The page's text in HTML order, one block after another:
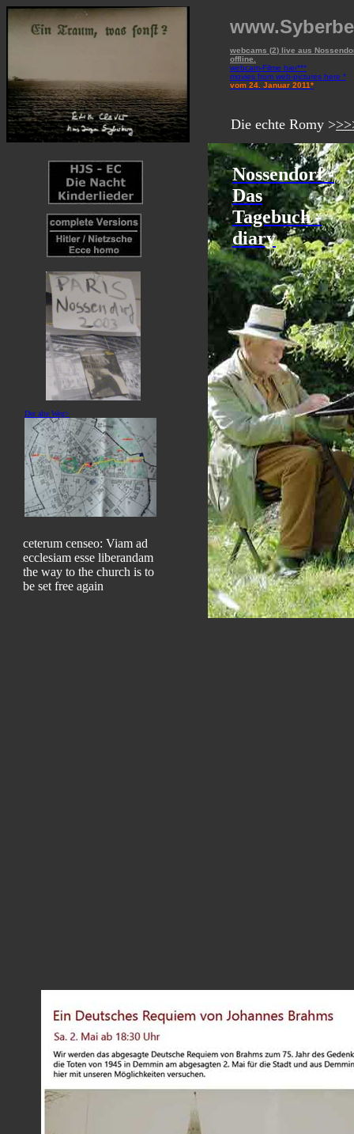
ceterum censeo: Viam ad
ecclesiam esse liberandam
the way to the church is to
be set free again
webcams (2) live aus
offline.
webcam-Filme hier***
movies from web-pictures here *
vom 24. Januar 2011*
Der alte Weg>
Die echte Romy >
Nossendorf -
Das
Tagebuch -
diary